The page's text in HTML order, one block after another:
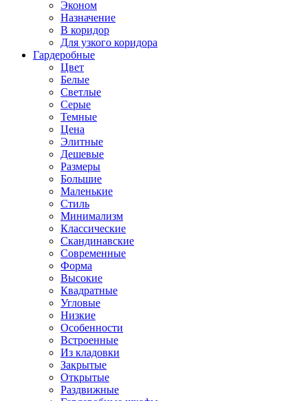
Эконом
Назначение
В коридор
Для узкого коридора
Гардеробные
Цвет
Белые
Светлые
Серые
Темные
Цена
Элитные
Дешевые
Размеры
Большие
Маленькие
Стиль
Минимализм
Классические
Скандинавские
Современные
Форма
Высокие
Квадратные
Угловые
Низкие
Особенности
Встроенные
Из кладовки
Закрытые
Открытые
Раздвижные